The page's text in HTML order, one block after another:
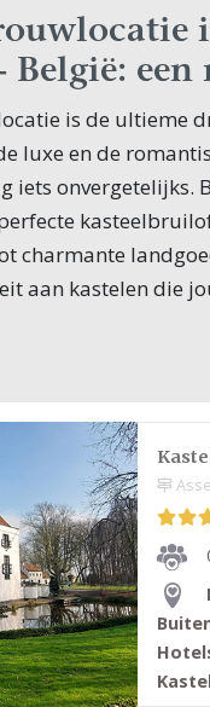
België:
is de ultieme
luxe en de
iets onvergetelijks.
charmante
aan kastelen die
staat bekend om
betoverend decor
of een romantisch
voor elk
zijn vaak
vormen voor de
met alles wat